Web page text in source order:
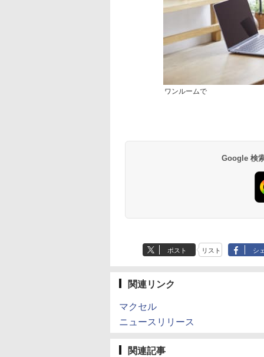
ワンルームで
Google 検
ポスト リスト シ
関連リンク
マクセル
ニュースリリース
関連記事